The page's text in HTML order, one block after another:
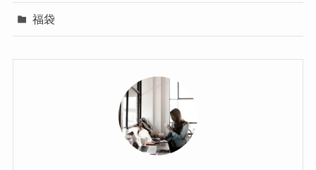
福袋